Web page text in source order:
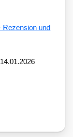
Rezension und
14.01.2026